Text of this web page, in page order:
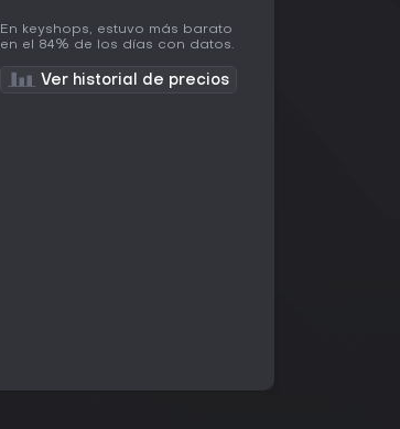
En keyshops, estuvo más barato
en el 84% de los días con datos.
Ver historial de precios